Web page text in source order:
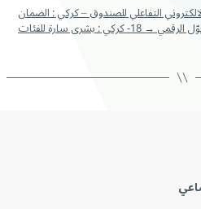
التفاعلي للصندوق – كركي : الضمان
الرقمي→ 18- كركي : بشرى سارة للفئات